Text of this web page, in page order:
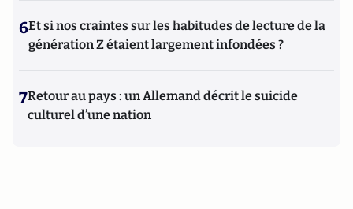
6Et si nos craintes sur les habitudes de lecture de la
génération Z étaient largement infondées ?
7Retour au pays : un Allemand décrit le suicide
culturel d’une nation